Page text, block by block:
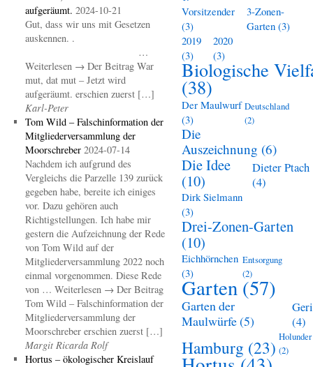
aufgeräumt. 2024-10-21
Gut, dass wir uns mit Gesetzen
auskennen. .
…
Weiterlesen → Der Beitrag War
mut, dat mut – Jetzt wird
aufgeräumt. erschien zuerst […]
Karl-Peter
Tom Wild – Falschinformation der
Mitgliederversammlung der
Moorschreber 2024-07-14
Nachdem ich aufgrund des
Vergleichs die Parzelle 139 zurück
gegeben habe, bereite ich einiges
vor. Dazu gehören auch
Richtigstellungen. Ich habe mir
gestern die Aufzeichnung der Rede
von Tom Wild auf der
Mitgliederversammlung 2022 noch
einmal vorgenommen. Diese Rede
von … Weiterlesen → Der Beitrag
Tom Wild – Falschinformation der
Mitgliederversammlung der
Moorschreber erschien zuerst […]
Margit Ricarda Rolf
Hortus – ökologischer Kreislauf
Vorsitzender
(3)
3-Zonen-
Garten (3)
2019
(3)
2020
(3)
Biologische
(38)
Der Maulwurf
(3)
Deutschland
(2)
Die
Auszeichnung (6)
Die Idee
(10)
Dieter Ptach
(4)
Dirk Sielmann
(3)
Drei-Zonen-Garten
(10)
Eichhörnchen
(3)
Entsorgung
(2)
Garten (57)
Garten der
Maulwürfe(5)
(4)
Hamburg (23) Holunder
(2)